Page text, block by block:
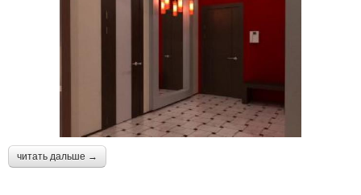
читать дальше →